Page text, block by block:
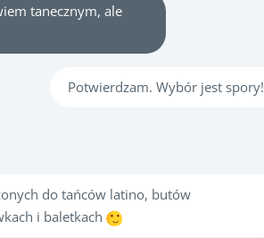
tanecznym, ale
Potwierdzam. Wybór jest spory!
do tańców latino, butów
i baletkach